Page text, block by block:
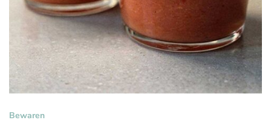
Bewaren